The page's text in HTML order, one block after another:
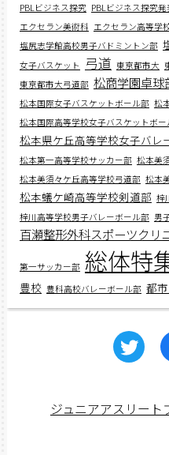
PBLビジネス探究 PBLビジネス探究発
エクセラン美術科 エクセラン高等学
塩尻志学館高校男子バドミントン部
女子バスケット 弓道 東京都市大
東京都市大弓道部 松商学園卓球
松本国際女子バスケットボール部 松
松本国際高等学校女子バスケットボー
松本県ケ丘高等学校女子バレ
松本第一高等学校サッカー部 松本美
松本美須々ケ丘高等学校弓道部 松本
松本蟻ケ崎高等学校剣道部 梓
梓川高等学校男子バレーボール部 男
百瀬整形外科スポーツクリ
第一サッカー部 総体特
豊校 豊科高校バレーボール部 都
ジュニアアスリート